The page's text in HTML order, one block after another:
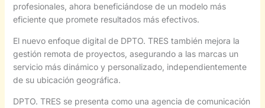
profesionales, ahora beneficiándose de un modelo más
eficiente que promete resultados más efectivos.
El nuevo enfoque digital de DPTO. TRES también mejora la
gestión remota de proyectos, asegurando a las marcas un
servicio más dinámico y personalizado, independientemente
de su ubicación geográfica.
DPTO. TRES se presenta como una agencia de comunicación